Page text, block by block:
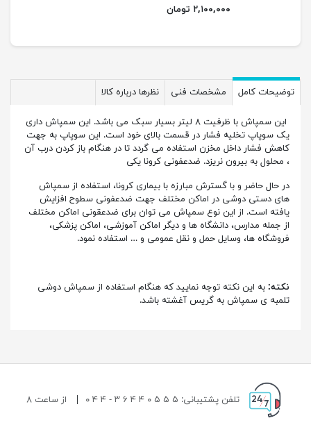
۲,۱۰۰,۰۰۰ تومان
توضیحات کامل مشخصات فنی نظرها درباره کالا
این سمپاش با ظرفیت ۸ لیتر بسیار سبک می باشد. این سمپاش داری
یک سوپاپ تخلیه فشار در قسمت بالای خود است. این سوپاپ به جهت
کاهش فشار داخل مخزن استفاده می گردد تا در هنگام باز کردن درب آن
، محلول به بیرون نریزد. ضدعفونی کرونا یکی
در حال حاضر و با گسترش مبارزه با بیماری کرونا، استفاده از سمپاش
های دستی دوشی در اماکن مختلف جهت ضدعفونی سطوح افزایش
یافته است. از این نوع سمپاش می توان برای ضدعقونی اماکن مختلف
از جمله مدارس، دانشگاه ها و دیگر اماکن آموزشی، اماکن پزشکی،
فروشگاه ها، وسایل حمل و نقل عمومی و … استفاده نمود.
نکته: به این نکته توجه نمایید که هنگام استفاده از سمپاش دوشی
تلمبه ی سمپاش به گریس آغشته باشد.
تلفن پشتیبانی: ۵ ۵ ۵ ۰ ۴ ۴ ۶ ۳ - ۴ ۴ ۰ از ساعت ۸